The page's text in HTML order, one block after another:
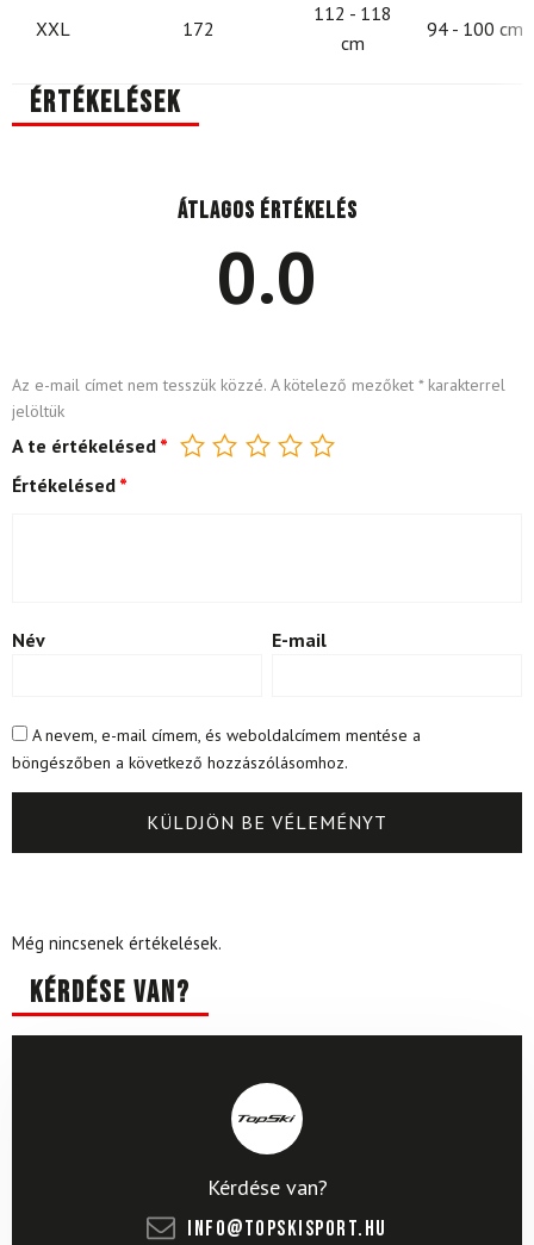
XXL 172
112 - 118
cm
94 - 100 cm
Értékelések
Átlagos értékelés
0.0
Az e-mail címet nem tesszük közzé. A kötelező mezőket *karakterrel
jelöltük
A te értékelésed *
Értékelésed *
Név E-mail
A nevem, e-mail címem, és weboldalcímem mentése a
böngészőben a következő hozzászólásomhoz.
Még nincsenek értékelések.
Kérdése van?
Kérdése van?
info@topskisport.hu